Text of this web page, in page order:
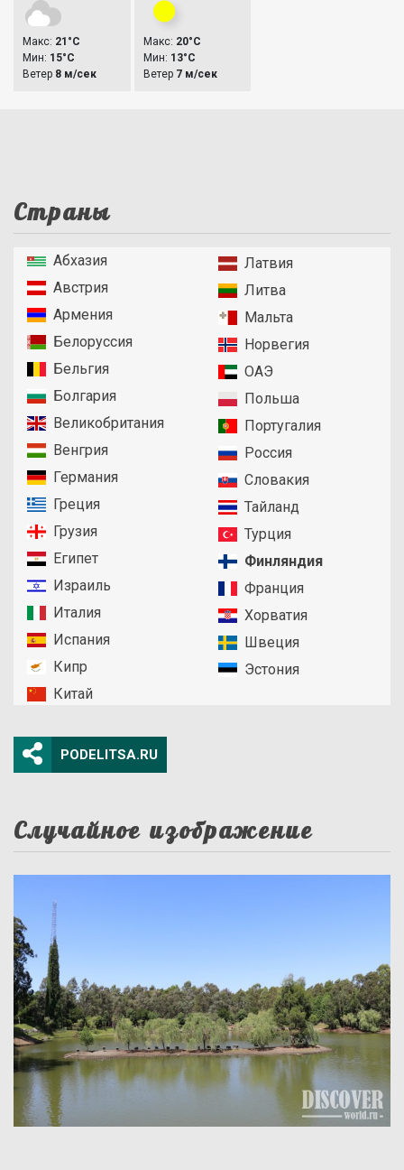
Макс: 21°C
Мин: 15°C
Ветер 8 м/сек
Макс: 20°C
Мин: 13°C
Ветер 7 м/сек
Страны
Абхазия
Австрия
Армения
Белоруссия
Бельгия
Болгария
Великобритания
Венгрия
Германия
Греция
Грузия
Египет
Израиль
Италия
Испания
Кипр
Китай
Латвия
Литва
Мальта
Норвегия
ОАЭ
Польша
Португалия
Россия
Словакия
Тайланд
Турция
Финляндия
Франция
Хорватия
Швеция
Эстония
PODELITSA.RU
Случайное изображение